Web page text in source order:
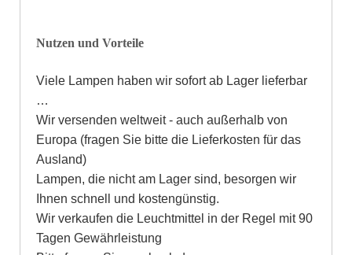
Nutzen und Vorteile
Viele Lampen haben wir sofort ab Lager lieferbar
…
Wir versenden weltweit - auch außerhalb von
Europa (fragen Sie bitte die Lieferkosten für das
Ausland)
Lampen, die nicht am Lager sind, besorgen wir
Ihnen schnell und kostengünstig.
Wir verkaufen die Leuchtmittel in der Regel mit 90
Tagen Gewährleistung